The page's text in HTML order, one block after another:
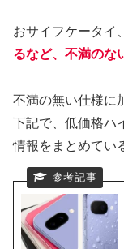
おサイフケータイ、
るなど、不満のな
不満の無い仕様に
下記で、低価格ハ
情報をまとめてい